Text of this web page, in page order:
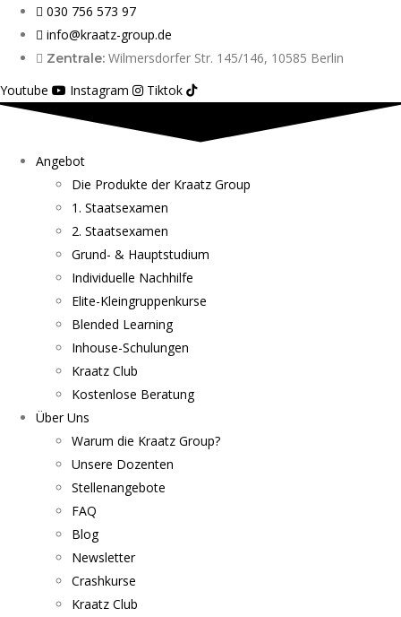
030 756 573 97
info@kraatz-group.de
Zentrale: Wilmersdorfer Str. 145/146, 10585 Berlin
Youtube
Instagram Tiktok
Angebot
Die Produkte der Kraatz Group
1. Staatsexamen
2. Staatsexamen
Grund- & Hauptstudium
Individuelle Nachhilfe
Elite-Kleingruppenkurse
Blended Learning
Inhouse-Schulungen
Kraatz Club
Kostenlose Beratung
Über Uns
Warum die Kraatz Group?
Unsere Dozenten
Stellenangebote
FAQ
Blog
Newsletter
Crashkurse
Kraatz Club